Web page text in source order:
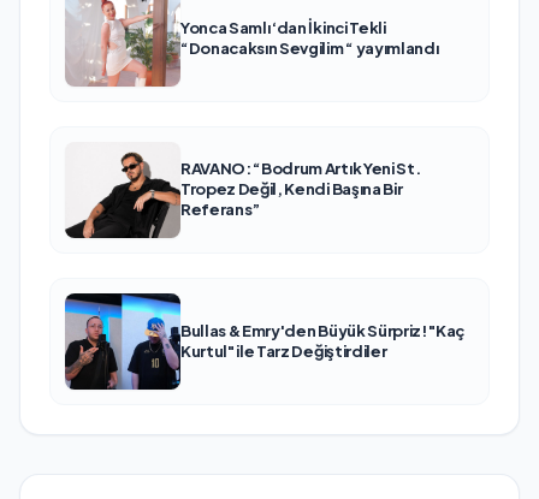
Yonca Samlı ‘dan İkinci Tekli
“Donacaksın Sevgilim “ yayımlandı
RAVANO: “Bodrum Artık Yeni St.
Tropez Değil, Kendi Başına Bir
Referans”
Bullas & Emry'den Büyük Sürpriz! "Kaç
Kurtul" ile Tarz Değiştirdiler